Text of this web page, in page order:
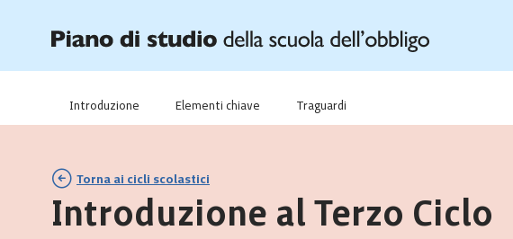
Introduzione Elementi chiave Traguardi
Torna ai cicli scolastici
Introduzione al Terzo Ciclo